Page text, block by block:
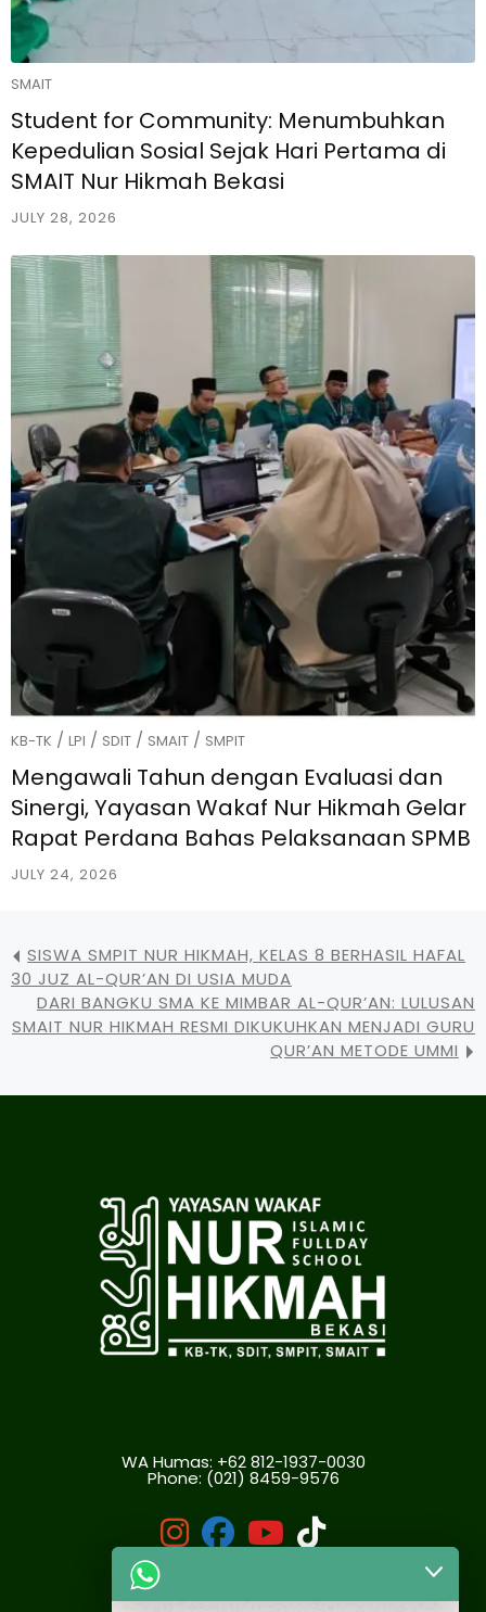
SMAIT
Student for Community: Menumbuhkan
Kepedulian Sosial Sejak Hari Pertama di
SMAIT Nur Hikmah Bekasi
JULY 28, 2026
KB-TK / LPI / SDIT / SMAIT / SMPIT
Mengawali Tahun dengan Evaluasi dan
Sinergi, Yayasan Wakaf Nur Hikmah Gelar
Rapat Perdana Bahas Pelaksanaan SPMB
JULY 24, 2026
SISWA SMPIT NUR HIKMAH, KELAS 8 BERHASIL HAFAL
30 JUZ AL-QUR’AN DI USIA MUDA
DARI BANGKU SMA KE MIMBAR AL-QUR’AN: LULUSAN
SMAIT NUR HIKMAH RESMI DIKUKUHKAN MENJADI GURU
QUR’AN METODE UMMI
WA Humas: +62 812-1937-0030
Phone: (021) 8459-9576
fab
fab
fabfab